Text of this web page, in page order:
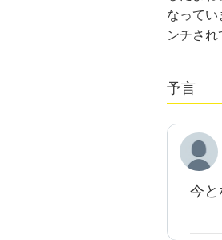
なって
ンチさ
予言
今と